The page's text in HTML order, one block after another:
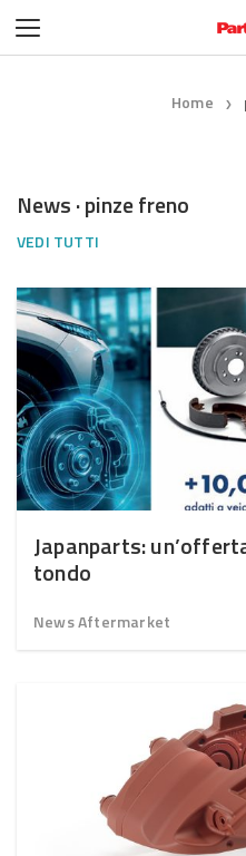
Home ❯
News · pinze freno
VEDI TUTTI
Japanparts:
tondo
News Aftermarket